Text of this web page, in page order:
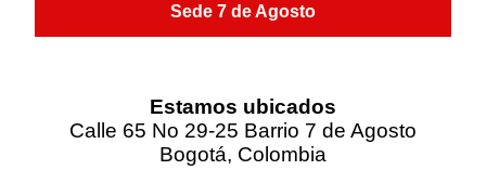
Sede 7 de Agosto
Estamos ubicados
Calle 65 No 29-25 Barrio 7 de Agosto
Bogotá, Colombia